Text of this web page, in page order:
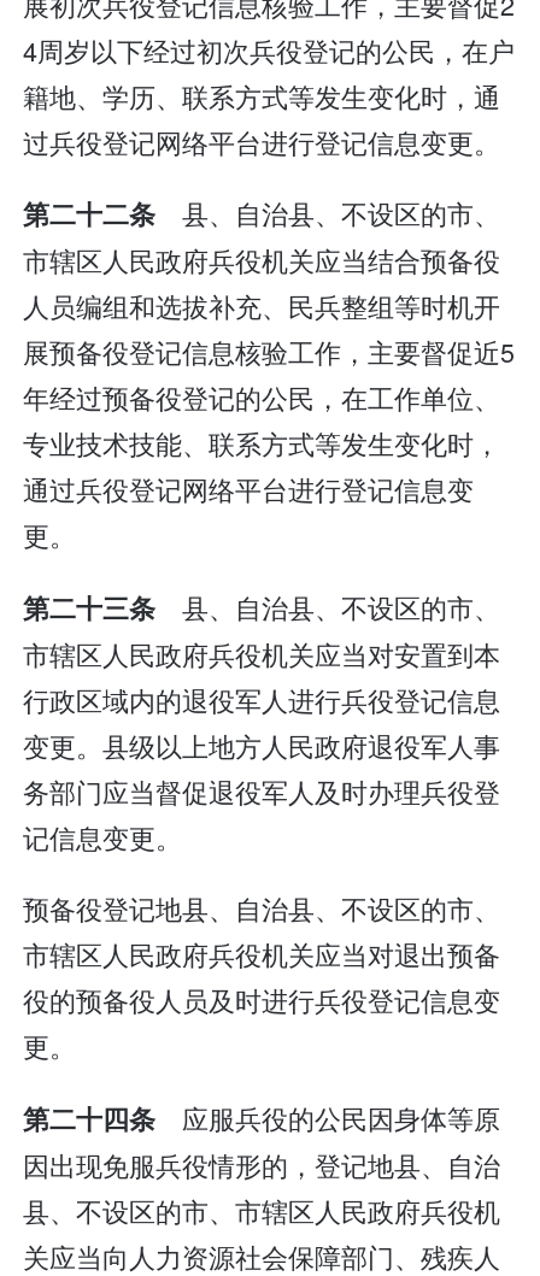
4周岁以下经过初次兵役登记的公民，在户
籍地、学历、联系方式等发生变化时，通
过兵役登记网络平台进行登记信息变更。
第二十二条 县、自治县、不设区的市、
市辖区人民政府兵役机关应当结合预备役
人员编组和选拔补充、民兵整组等时机开
展预备役登记信息核验工作，主要督促近5
年经过预备役登记的公民，在工作单位、
专业技术技能、联系方式等发生变化时，
通过兵役登记网络平台进行登记信息变
更。
第二十三条 县、自治县、不设区的市、
市辖区人民政府兵役机关应当对安置到本
行政区域内的退役军人进行兵役登记信息
变更。县级以上地方人民政府退役军人事
务部门应当督促退役军人及时办理兵役登
记信息变更。
预备役登记地县、自治县、不设区的市、
市辖区人民政府兵役机关应当对退出预备
役的预备役人员及时进行兵役登记信息变
更。
第二十四条 应服兵役的公民因身体等原
因出现免服兵役情形的，登记地县、自治
县、不设区的市、市辖区人民政府兵役机
关应当向人力资源社会保障部门、残疾人